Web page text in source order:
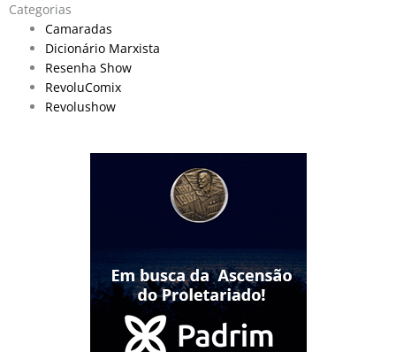
Categorias
Camaradas
Dicionário Marxista
Resenha Show
RevoluComix
Revolushow